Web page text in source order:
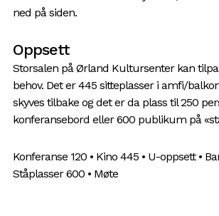
ned på siden.
Oppsett
Storsalen på Ørland Kultursenter kan
behov. Det er 445 sitteplasser i amfi/
skyves tilbake og det er da plass til 250
konferansebord eller 600 publikum på
Konferanse 120 • Kino 445 • U-oppsett •
Ståplasser 600 • Møte